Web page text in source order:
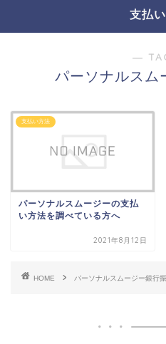
支払
―
パーソナルスム
支払い方法
パーソナルスムージーの支払
い方法を調べている方へ
2021年8月12日
HOME パーソナルスムージー銀行